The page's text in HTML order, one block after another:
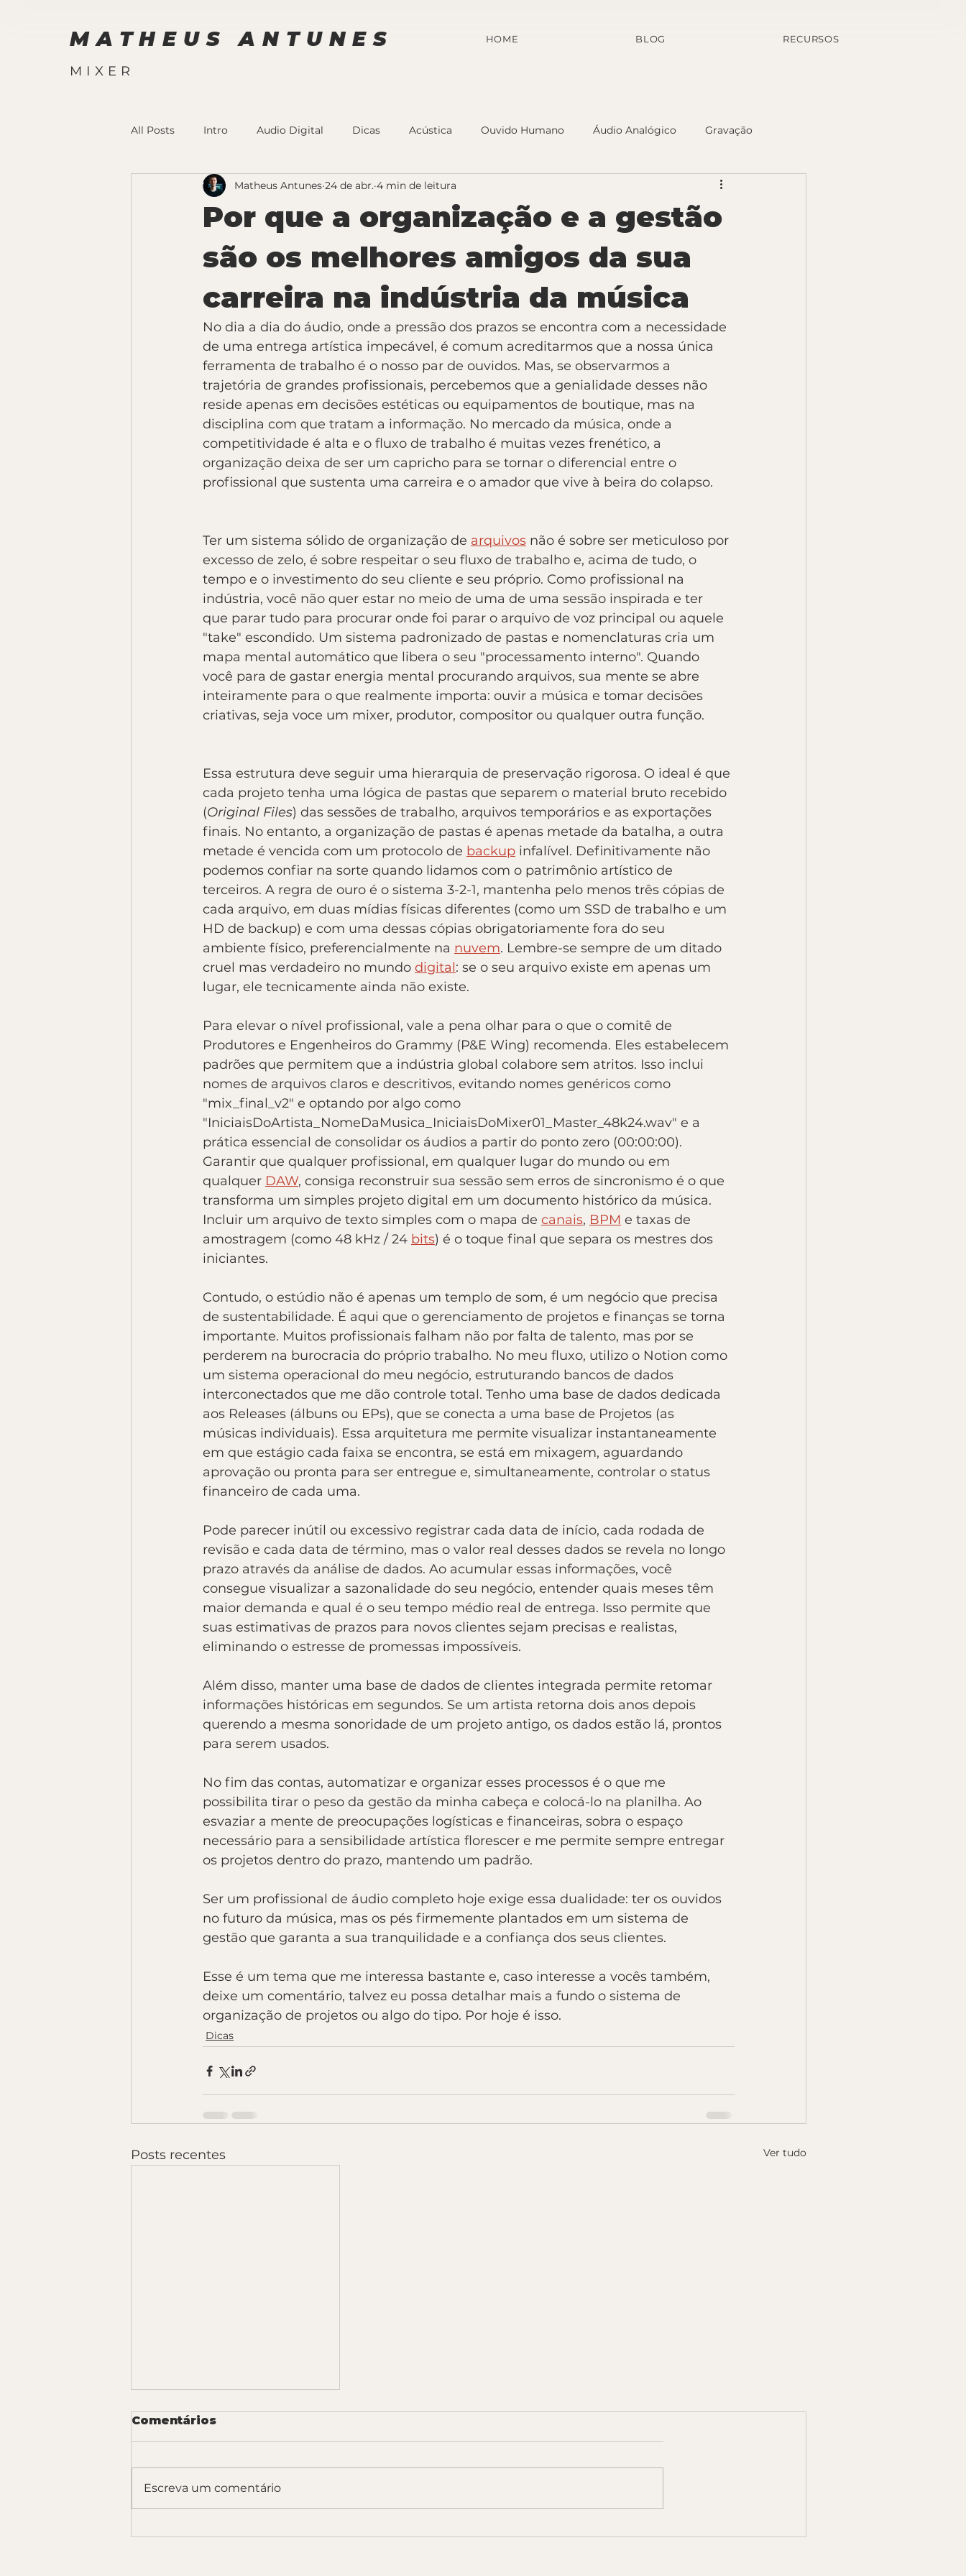
MATHEUS ANTUNES
MIXER
HOME BLOG RECURSOS
All Posts Intro Audio Digital Dicas Acústica Ouvido Humano Áudio Analógico Gravação
Por que a organização e a gestão
são os melhores amigos da sua
carreira na indústria da música
Matheus Antunes 24 de abr. 4 min de leitura
No dia a dia do áudio, onde a pressão dos prazos se encontra com a necessidade
de uma entrega artística impecável, é comum acreditarmos que a nossa única
ferramenta de trabalho é o nosso par de ouvidos. Mas, se observarmos a
trajetória de grandes profissionais, percebemos que a genialidade desses não
reside apenas em decisões estéticas ou equipamentos de boutique, mas na
disciplina com que tratam a informação. No mercado da música, onde a
competitividade é alta e o fluxo de trabalho é muitas vezes frenético, a
organização deixa de ser um capricho para se tornar o diferencial entre o
profissional que sustenta uma carreira e o amador que vive à beira do colapso.
Ter um sistema sólido de organização de arquivos não é sobre ser meticuloso por
excesso de zelo, é sobre respeitar o seu fluxo de trabalho e, acima de tudo, o
tempo e o investimento do seu cliente e seu próprio. Como profissional na
indústria, você não quer estar no meio de uma de uma sessão inspirada e ter
que parar tudo para procurar onde foi parar o arquivo de voz principal ou aquele
"take" escondido. Um sistema padronizado de pastas e nomenclaturas cria um
mapa mental automático que libera o seu "processamento interno". Quando
você para de gastar energia mental procurando arquivos, sua mente se abre
inteiramente para o que realmente importa: ouvir a música e tomar decisões
criativas, seja voce um mixer, produtor, compositor ou qualquer outra função.
Essa estrutura deve seguir uma hierarquia de preservação rigorosa. O ideal é que
cada projeto tenha uma lógica de pastas que separem o material bruto recebido
(Original Files) das sessões de trabalho, arquivos temporários e as exportações
finais. No entanto, a organização de pastas é apenas metade da batalha, a outra
metade é vencida com um protocolo de backup infalível. Definitivamente não
podemos confiar na sorte quando lidamos com o patrimônio artístico de
terceiros. A regra de ouro é o sistema 3-2-1, mantenha pelo menos três cópias de
cada arquivo, em duas mídias físicas diferentes (como um SSD de trabalho e um
HD de backup) e com uma dessas cópias obrigatoriamente fora do seu
ambiente físico, preferencialmente na nuvem. Lembre-se sempre de um ditado
cruel mas verdadeiro no mundo digital: se o seu arquivo existe em apenas um
lugar, ele tecnicamente ainda não existe.
Para elevar o nível profissional, vale a pena olhar para o que o comitê de
Produtores e Engenheiros do Grammy (P&E Wing) recomenda. Eles estabelecem
padrões que permitem que a indústria global colabore sem atritos. Isso inclui
nomes de arquivos claros e descritivos, evitando nomes genéricos como
"mix_final_v2" e optando por algo como
"IniciaisDoArtista_NomeDaMusica_IniciaisDoMixer01_Master_48k24.wav" e a
prática essencial de consolidar os áudios a partir do ponto zero (00:00:00).
Garantir que qualquer profissional, em qualquer lugar do mundo ou em
qualquer DAW, consiga reconstruir sua sessão sem erros de sincronismo é o que
transforma um simples projeto digital em um documento histórico da música.
Incluir um arquivo de texto simples com o mapa de canais, BPM e taxas de
amostragem (como 48 kHz / 24 bits) é o toque final que separa os mestres dos
iniciantes.
Contudo, o estúdio não é apenas um templo de som, é um negócio que precisa
de sustentabilidade. É aqui que o gerenciamento de projetos e finanças se torna
importante. Muitos profissionais falham não por falta de talento, mas por se
perderem na burocracia do próprio trabalho. No meu fluxo, utilizo o Notion como
um sistema operacional do meu negócio, estruturando bancos de dados
interconectados que me dão controle total. Tenho uma base de dados dedicada
aos Releases (álbuns ou EPs), que se conecta a uma base de Projetos (as
músicas individuais). Essa arquitetura me permite visualizar instantaneamente
em que estágio cada faixa se encontra, se está em mixagem, aguardando
aprovação ou pronta para ser entregue e, simultaneamente, controlar o status
financeiro de cada uma.
Pode parecer inútil ou excessivo registrar cada data de início, cada rodada de
revisão e cada data de término, mas o valor real desses dados se revela no longo
prazo através da análise de dados. Ao acumular essas informações, você
consegue visualizar a sazonalidade do seu negócio, entender quais meses têm
maior demanda e qual é o seu tempo médio real de entrega. Isso permite que
suas estimativas de prazos para novos clientes sejam precisas e realistas,
eliminando o estresse de promessas impossíveis.
Além disso, manter uma base de dados de clientes integrada permite retomar
informações históricas em segundos. Se um artista retorna dois anos depois
querendo a mesma sonoridade de um projeto antigo, os dados estão lá, prontos
para serem usados.
No fim das contas, automatizar e organizar esses processos é o que me
possibilita tirar o peso da gestão da minha cabeça e colocá-lo na planilha. Ao
esvaziar a mente de preocupações logísticas e financeiras, sobra o espaço
necessário para a sensibilidade artística florescer e me permite sempre entregar
os projetos dentro do prazo, mantendo um padrão.
Ser um profissional de áudio completo hoje exige essa dualidade: ter os ouvidos
no futuro da música, mas os pés firmemente plantados em um sistema de
gestão que garanta a sua tranquilidade e a confiança dos seus clientes.
Esse é um tema que me interessa bastante e, caso interesse a vocês também,
deixe um comentário, talvez eu possa detalhar mais a fundo o sistema de
organização de projetos ou algo do tipo. Por hoje é isso.
Dicas
Posts recentes Ver tudo
Comentários
Escreva um comentário